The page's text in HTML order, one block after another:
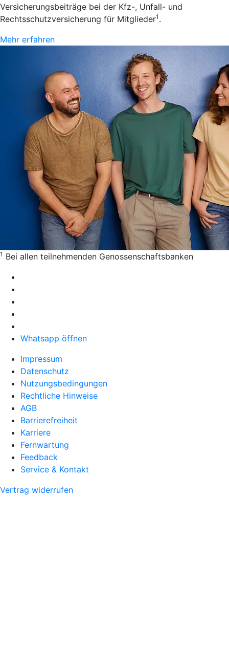
Versicherungsbeiträge bei der Kfz-, Unfall- und
Rechtsschutzversicherung für Mitglieder1 .
Mehr erfahren
1 Bei allen teilnehmenden Genossenschaftsbanken
Whatsapp öffnen
Impressum
Datenschutz
Nutzungsbedingungen
Rechtliche Hinweise
AGB
Barrierefreiheit
Karriere
Fernwartung
Feedback
Service & Kontakt
Vertrag widerrufen